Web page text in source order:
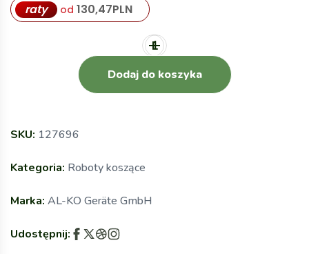
raty od 130,47PLN
Dodaj do koszyka
SKU: 127696
Kategoria: Roboty koszące
Marka: AL-KO Geräte GmbH
Udostępnij: